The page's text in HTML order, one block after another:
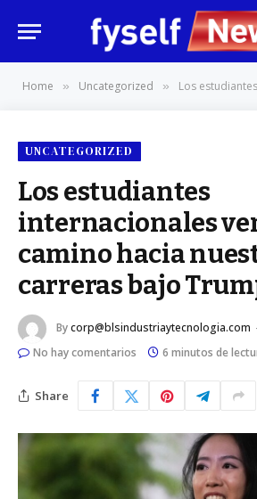
Home » Uncategorized » Los estudiantes internacionales
UNCATEGORIZED
Los estudiantes
internacionales
camino hacia
carreras bajo
Bycorp@blsindustriaytecnologia.com
No hay comentarios
6 minutos de
Share